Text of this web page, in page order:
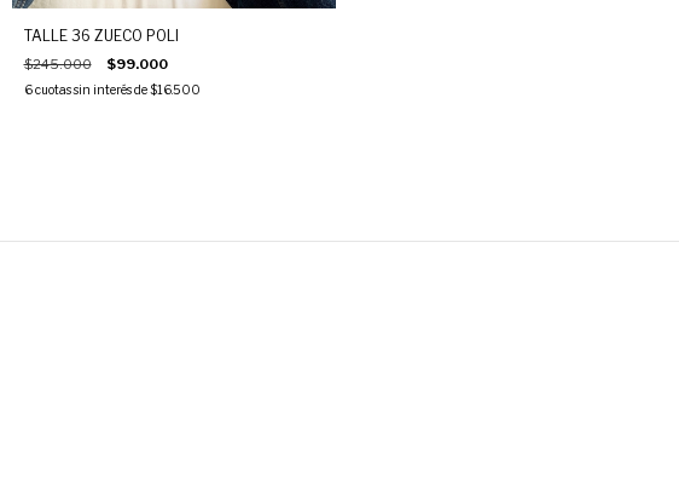
TALLE 36 ZUECO POLI
$245.000 $99.000
6 cuotas sin interés de$16.500